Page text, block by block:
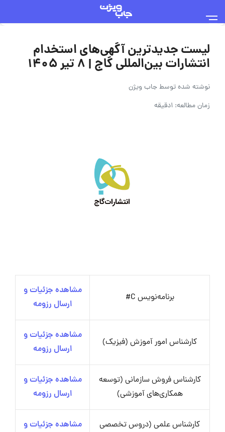
لیست جدیدترین آگهی‌های استخدام
انتشارات بین‌المللی گاج | ۸ تیر ۱۴۰۵
نوشته شده توسطجاب ویژن
زمان مطالعه: 1دقیقه
برنامه‌نویس C#
مشاهده جزئیات و
ارسال رزومه
کارشناس امور آموزش (فیزیک)
مشاهده جزئیات و
ارسال رزومه
کارشناس فروش سازمانی (توسعه
همکاری‌های آموزشی)
مشاهده جزئیات و
ارسال رزومه
کارشناس علمی (دروس تخصصی
مشاهده جزئیات و